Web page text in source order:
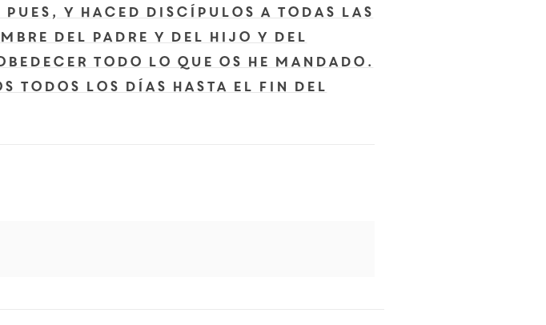
y haced discípulos a todas las
del Padre y del Hijo y del
todo lo que os he mandado.
todos los días hasta el fin del